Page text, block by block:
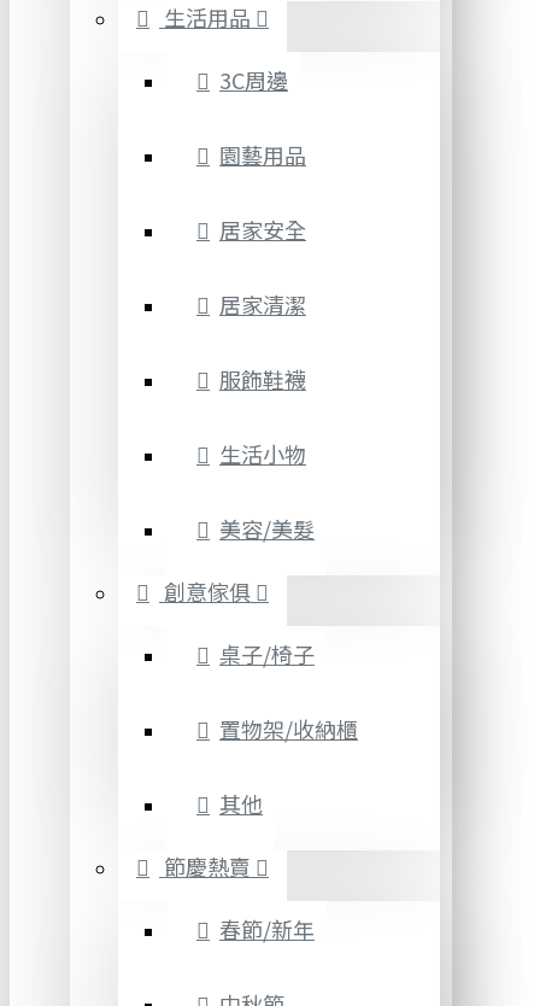
生活用品
3C周邊
園藝用品
居家安全
居家清潔
服飾鞋襪
生活小物
美容/美髮
創意傢俱
桌子/椅子
置物架/收納櫃
其他
節慶熱賣
春節/新年